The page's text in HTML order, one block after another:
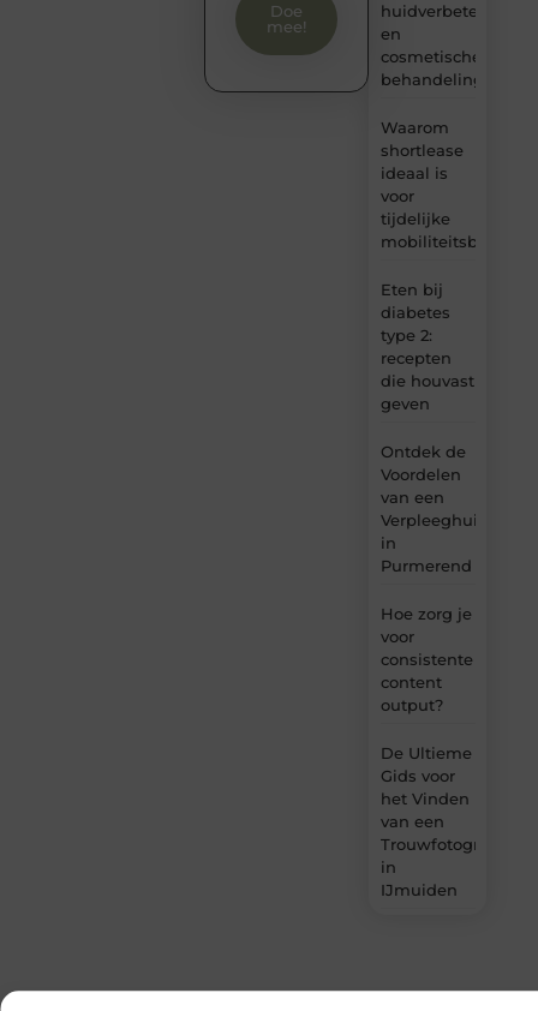
huidverbetering
en
cosmetische
behandelingen
Waarom
shortlease
ideaal is
voor
tijdelijke
Eten bij
diabetes
type 2:
recepten
die houvast
geven
Ontdek de
Voordelen
van een
Verpleeghuis
in
Purmerend
Hoe zorg je
voor
consistente
content
output?
De Ultieme
Gids voor
het Vinden
van een
Trouwfotograaf
in
IJmuiden
Doe
mee!